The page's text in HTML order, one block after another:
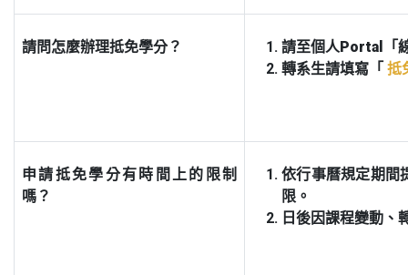
請問怎麼辦理抵免學分？ 請至個人Portal
轉系生請填寫「 抵
申請抵免學分有時間上的限制
嗎？
依行事曆規定期間
限。
日後因課程變動、